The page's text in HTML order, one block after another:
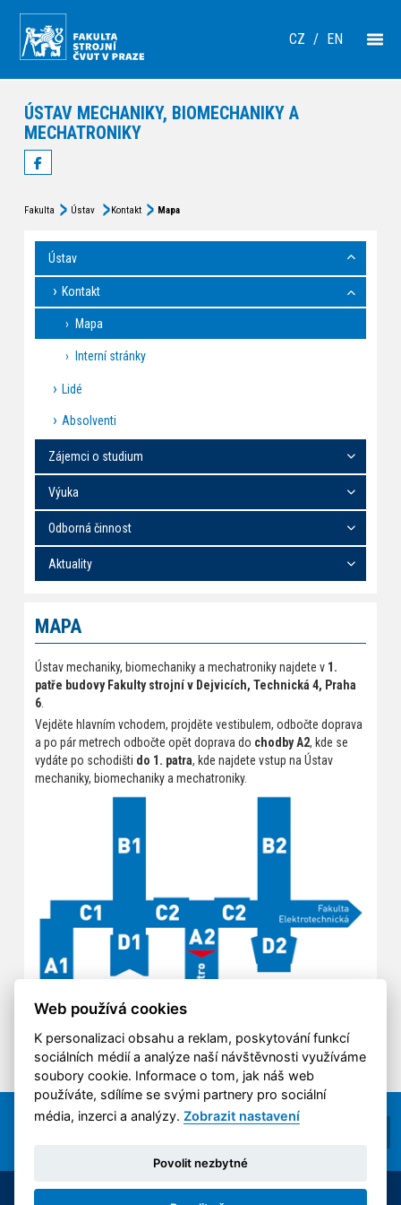
CZ / EN
ÚSTAV MECHANIKY, BIOMECHANIKY A
MECHATRONIKY
Fakulta Ústav Kontakt Mapa
Ústav
Kontakt
Mapa
Interní stránky
Lidé
Absolventi
Zájemci o studium
Výuka
Odborná činnost
Aktuality
MAPA
Ústav mechaniky, biomechaniky a mechatroniky najdete v 1.
patře budovy Fakulty strojní v Dejvicích, Technická 4, Praha
6.
Vejděte hlavním vchodem, projděte vestibulem, odbočte doprava
a po pár metrech odbočte opět doprava do chodby A2, kde se
vydáte po schodišti do 1. patra, kde najdete vstup na Ústav
mechaniky, biomechaniky a mechatroniky.
Web používá cookies
K personalizaci obsahu a reklam, poskytování funkcí
sociálních médií a analýze naší návštěvnosti využíváme
soubory cookie. Informace o tom, jak náš web
používáte, sdílíme se svými partnery pro sociální
média, inzerci a analýzy.Zobrazit nastavení
Povolit nezbytné